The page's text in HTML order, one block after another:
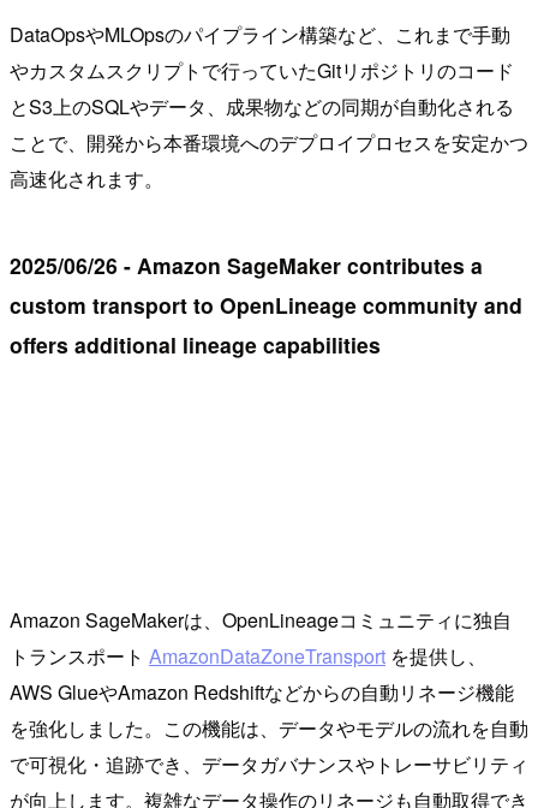
DataOpsやMLOpsのパイプライン構築など、これまで手動
やカスタムスクリプトで行っていたGitリポジトリのコード
とS3上のSQLやデータ、成果物などの同期が自動化される
ことで、開発から本番環境へのデプロイプロセスを安定かつ
高速化されます。
2025/06/26 - Amazon SageMaker contributes a
custom transport to OpenLineage community and
offers additional lineage capabilities
Amazon SageMakerは、OpenLineageコミュニティに独自
トランスポート AmazonDataZoneTransport を提供し、
AWS GlueやAmazon Redshiftなどからの自動リネージ機能
を強化しました。この機能は、データやモデルの流れを自動
で可視化・追跡でき、データガバナンスやトレーサビリティ
が向上します。複雑なデータ操作のリネージも自動取得でき